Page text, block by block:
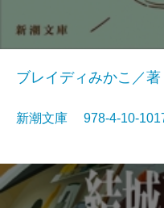
ブレイディみかこ／著
新潮文庫 978-4-10-